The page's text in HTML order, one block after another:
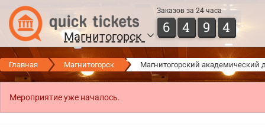
Магнитогорск
Заказов за 24 часа
6 4 9 4
Главная Магнитогорск Магнитогорский академический
Мероприятие уже началось.